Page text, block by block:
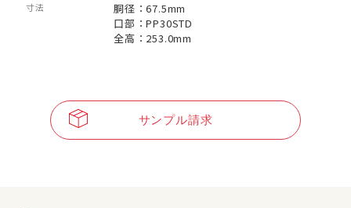
寸法
胴径：67.5mm
口部：PP30STD
全高：253.0mm
サンプル請求